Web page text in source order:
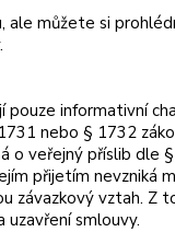
6
5
ale můžete si
informativní
nebo § 1732
o veřejný příslib dle
přijetím nevzniká
závazkový vztah. Z
smlouvy.